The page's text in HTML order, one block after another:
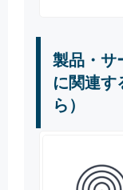
製品・サ
に関連す
ら）